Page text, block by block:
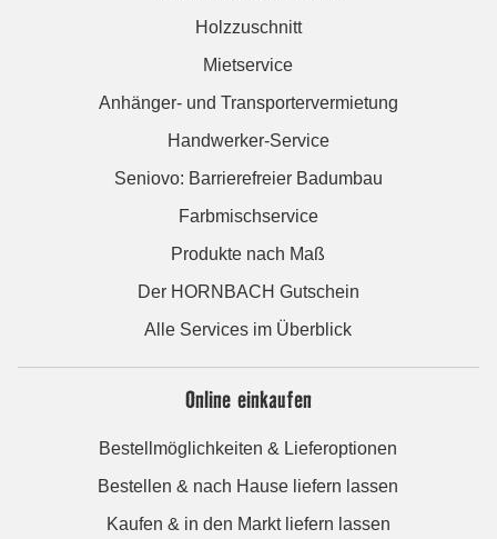
Holzzuschnitt
Mietservice
Anhänger- und Transportervermietung
Handwerker-Service
Seniovo: Barrierefreier Badumbau
Farbmischservice
Produkte nach Maß
Der HORNBACH Gutschein
Alle Services im Überblick
Online einkaufen
Bestellmöglichkeiten & Lieferoptionen
Bestellen & nach Hause liefern lassen
Kaufen & in den Markt liefern lassen